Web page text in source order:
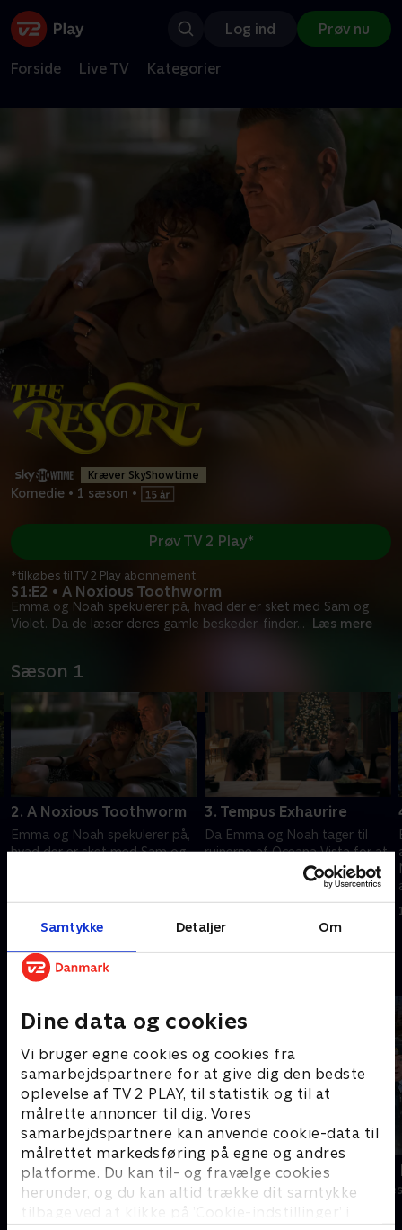
Samtykke Detaljer Om
Dine data og cookies
Vi bruger egne cookies og cookies fra
samarbejdspartnere for at give dig den bedste
oplevelse af TV 2 PLAY, til statistik og til at
målrette annoncer til dig. Vores
samarbejdspartnere kan anvende cookie-data til
målrettet markedsføring på egne og andres
platforme. Du kan til- og fravælge cookies
herunder, og du kan altid trække dit samtykke
tilbage ved at klikke på ’Cookie-indstillinger’ i
Log ind Prøv nu
Forside Live TV Kategorier
Kræver SkyShowtime
Komedie • 1 sæson •
S1:E2 • A Noxious Toothworm
Emma og Noah spekulerer på, hvad der er sket med Sam og
Violet. Da de læser deres gamle beskeder, finder... Læs mere
Prøv TV 2 Play*
*tilkøbes til TV 2 Play abonnement
Sæson 1
2. A Noxious Toothworm
Emma og Noah spekulerer på,
hvad der er sket med Sam og
mulig mistænkt.
3. Tempus Exhaurire
Da Emma og Noah tager til
ruinerne af Oceana Vista for at
finde flere spor, opdager de
hemmeligheder om det gamle
feriested.
Andre så også
Robssons (dansk tale)
Komedie • 1 sæsoner
LasseMajas
Komedie • 1